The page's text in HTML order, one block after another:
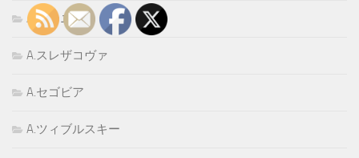
A.ゴーニ
A.スレザコヴァ
A.セゴビア
A.ツィブルスキー